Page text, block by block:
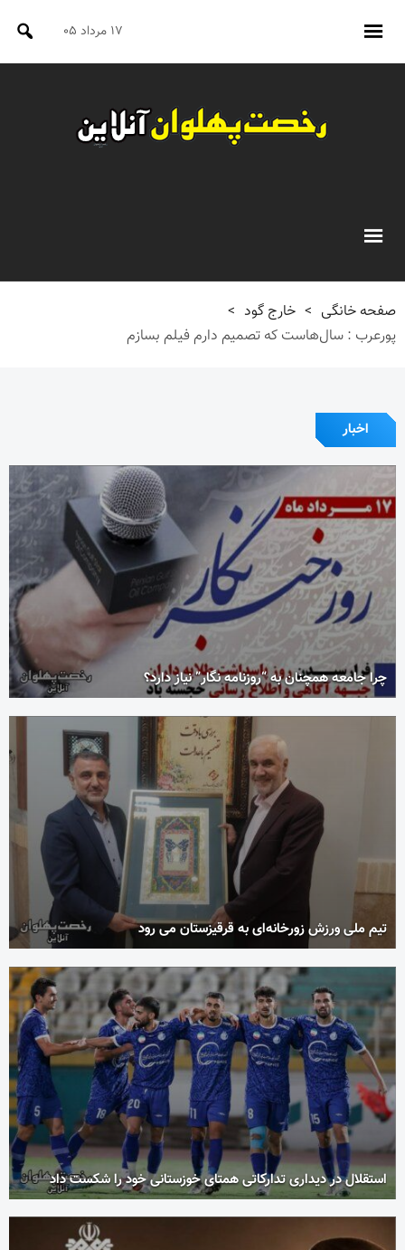
۱۷ مرداد ۰۵
صفحه خانگی > خارج گود >
پورعرب : سال‌هاست که تصمیم دارم فیلم بسازم
اخبار
چرا جامعه همچنان به “روزنامه نگار” نیاز دارد؟
تیم ملی ورزش زورخانه‌ای به قرقیزستان می رود
استقلال در دیداری تدارکاتی همتای خوزستانی خود را شکست داد